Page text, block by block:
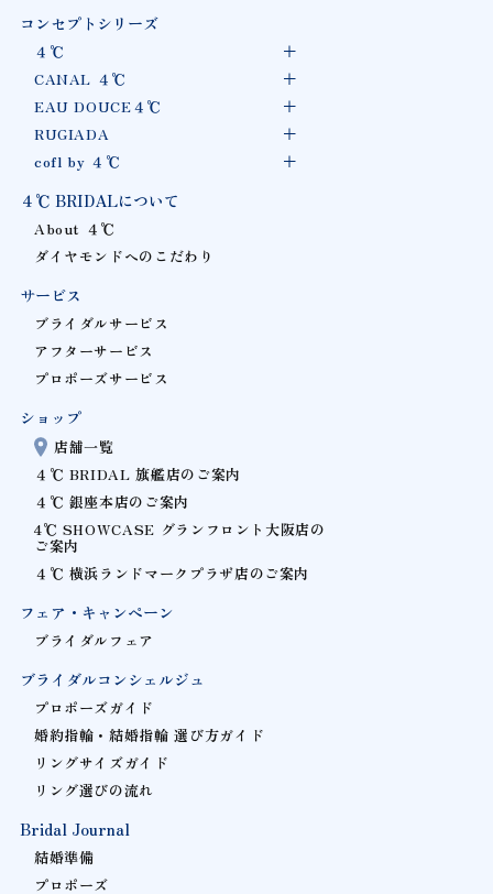
コンセプトシリーズ
４℃
CANAL ４℃
EAU DOUCE４℃
RUGIADA
cofl by ４℃
４℃ BRIDALについて
About ４℃
ダイヤモンドへのこだわり
サービス
ブライダルサービス
アフターサービス
プロポーズサービス
ショップ
店舗一覧
４℃ BRIDAL 旗艦店のご案内
４℃ 銀座本店のご案内
4℃ SHOWCASE グランフロント大阪店の
ご案内
４℃ 横浜ランドマークプラザ店のご案内
フェア・キャンペーン
ブライダルフェア
ブライダルコンシェルジュ
プロポーズガイド
婚約指輪・結婚指輪 選び方ガイド
リングサイズガイド
リング選びの流れ
Bridal Journal
結婚準備
プロポーズ